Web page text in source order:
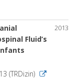
2013
Fluid’s
(TRDizin)